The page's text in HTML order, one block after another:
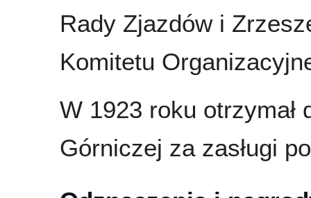
Rady Zjazdów i
Komitetu
W 1923 roku otrzymał
Górniczej za zasługi